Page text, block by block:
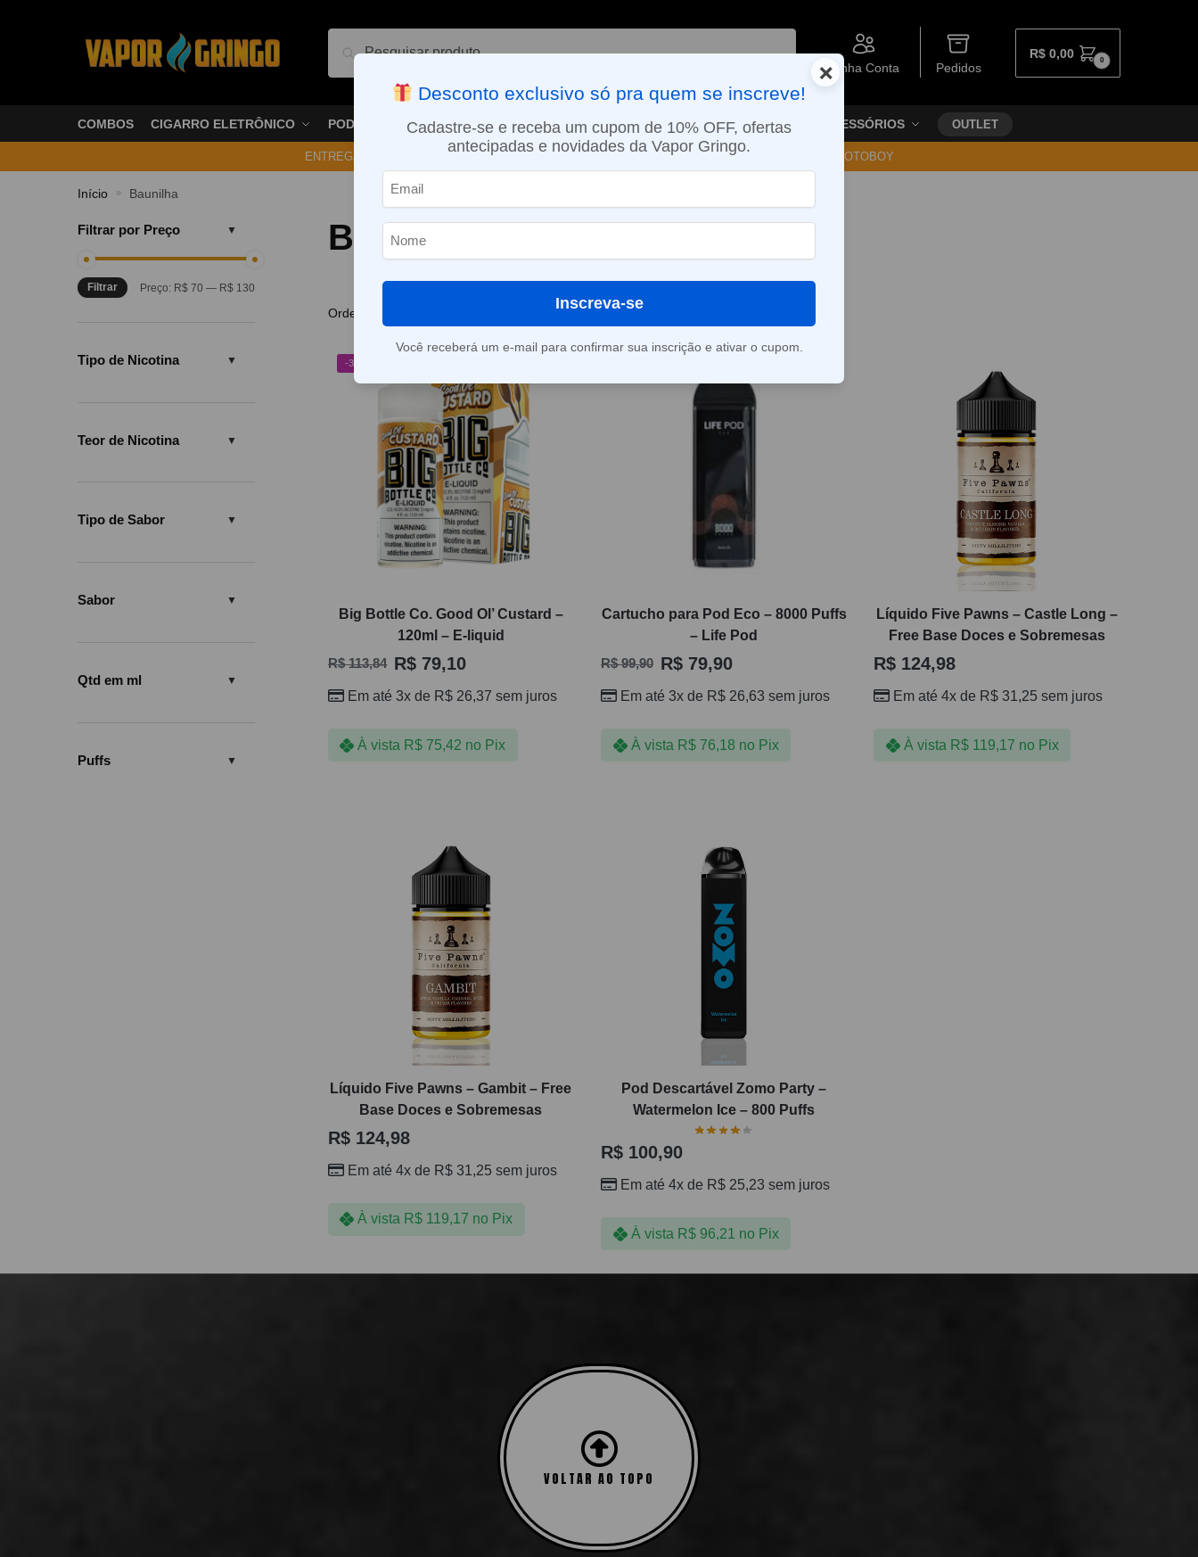
Pesquisar
Minha Conta Pedidos
R$ 0,00 0
COMBOS CIGARRO ELETRÔNICO PODS VAPORIZADOR DE ERVAS E-LIQUÍDOS NICOTINA ORAL ACESSÓRIOS OUTLET
ENTREGA NO MESMO DIA EM SÃO PAULO (SEG A SEX): PEDIDOS APROVADOS ATÉ 15:30 VIA MOTOBOY
Início » Baunilha
Baunilha
Mostrando todos os 5 resultados
-31%
Big Bottle Co. Good Ol’ Custard –
120ml – E-liquid
R$113,84 R$79,10
Em até 3x de R$26,37 sem juros
À vista R$ 75,42 no Pix
Cartucho para Pod Eco – 8000 Puffs
– Life Pod
R$99,90 R$79,90
Em até 3x de R$26,63 sem juros
À vista R$76,18 no Pix
Líquido Five Pawns – Castle Long –
Free Base Doces e Sobremesas
R$ 124,98
Em até 4x de R$ 31,25 sem juros
À vista R$119,17 no Pix
Líquido Five Pawns – Gambit – Free
Base Doces e Sobremesas
R$124,98
Em até 4x de R$31,25 sem juros
À vista R$ 119,17 no Pix
Pod Descartável Zomo Party –
Watermelon Ice – 800 Puffs
R$100,90
Em até 4x de R$25,23 sem juros
À vista R$96,21 no Pix
Filtrar por Preço
Filtrar Preço: R$ 70 — R$ 130
Tipo de Nicotina
Teor de Nicotina
Tipo de Sabor
Sabor
Qtd em ml
Puffs
VOLTAR AO TOPO
×
Desconto exclusivo só pra quem se inscreve!
Cadastre-se e receba um cupom de 10% OFF, ofertas
antecipadas e novidades da Vapor Gringo.
Inscreva-se
Você receberá um e-mail para confirmar sua inscrição e ativar o cupom.